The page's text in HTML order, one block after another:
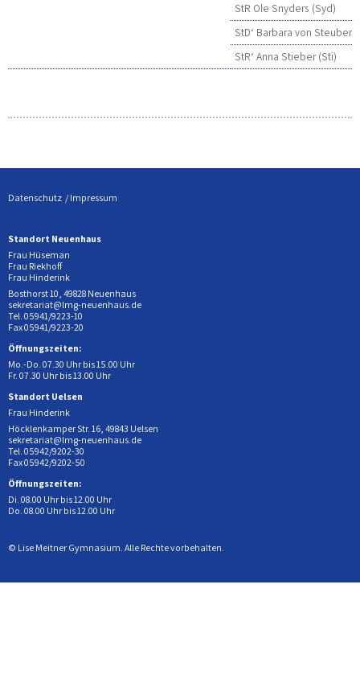
StR Ole Snyders (Syd)
StD‘ Barbara von Steuber
StR‘ Anna Stieber (Sti)
Datenschutz Impressum
Standort Neuenhaus
Frau Hüseman
Frau Riekhoff
Frau Hinderink
Bosthorst 10, 49828 Neuenhaus
sekretariat@lmg-neuenhaus.de
Tel. 05941/9223-10
Fax 05941/9223-20
Öffnungszeiten:
Mo.-Do. 07.30 Uhr bis 15.00 Uhr
Fr. 07.30 Uhr bis 13.00 Uhr
Standort Uelsen
Frau Hinderink
Höcklenkamper Str. 16, 49843 Uelsen
sekretariat@lmg-neuenhaus.de
Tel. 05942/9202-30
Fax 05942/9202-50
Öffnungszeiten:
Di. 08.00 Uhr bis 12.00 Uhr
Do. 08.00 Uhr bis 12.00 Uhr
© Lise Meitner Gymnasium. Alle Rechte vorbehalten.